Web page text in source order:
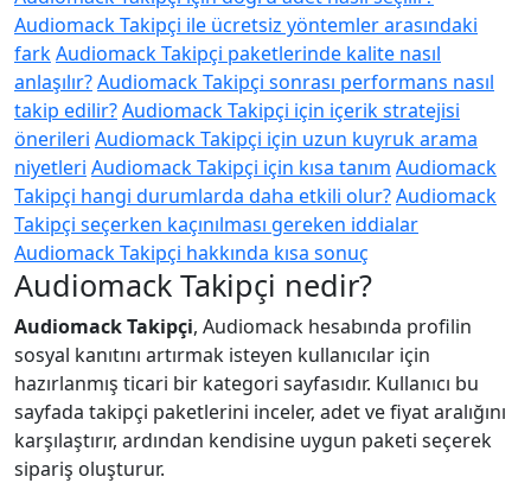
Audiomack Takipçi ile ücretsiz yöntemler arasındaki
farkAudiomack Takipçi paketlerinde kalite nasıl
anlaşılır?Audiomack Takipçi sonrası performans nasıl
takip edilir?Audiomack Takipçi için içerik stratejisi
önerileri Audiomack Takipçi için uzun kuyruk arama
niyetleri Audiomack Takipçi için kısa tanım Audiomack
Takipçi hangi durumlarda daha etkili olur?Audiomack
Takipçi seçerken kaçınılması gereken iddialar
Audiomack Takipçi hakkında kısa sonuç
Audiomack Takipçi nedir?
Audiomack Takipçi, Audiomack hesabında profilin
sosyal kanıtını artırmak isteyen kullanıcılar için
hazırlanmış ticari bir kategori sayfasıdır. Kullanıcı bu
sayfada takipçi paketlerini inceler, adet ve fiyat aralığını
karşılaştırır, ardından kendisine uygun paketi seçerek
sipariş oluşturur.